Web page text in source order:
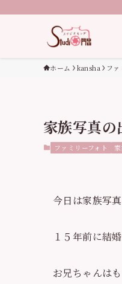
ホーム kansha ファ
家族写真の
ファミリーフォト
今日は家族写
１５年前に結
お兄ちゃんは